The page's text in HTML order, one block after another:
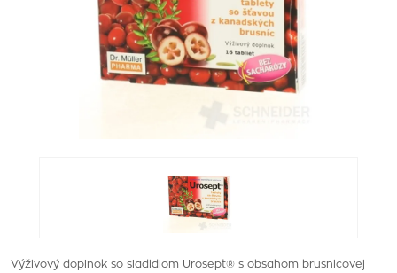
Výživový doplnok so sladidlom Urosept® s obsahom brusnicovej